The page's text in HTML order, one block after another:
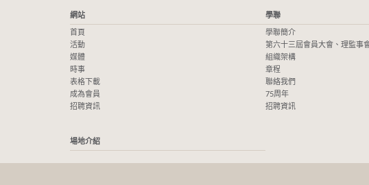
網站
首頁
活動
媒體
時事
表格下載
成為會員
招聘資訊
學聯
學聯簡介
第六十三屆會員大會、理監事
組織架構
章程
聯絡我們
75周年
招聘資訊
場地介紹